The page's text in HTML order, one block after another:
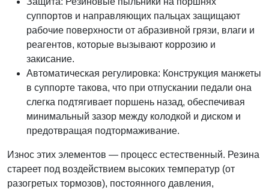
суппортов и направляющих пальцах защищают
рабочие поверхности от абразивной грязи, влаги и
реагентов, которые вызывают коррозию и
закисание.
Автоматическая регулировка: Конструкция манжеты
в суппорте такова, что при отпускании педали она
слегка подтягивает поршень назад, обеспечивая
минимальный зазор между колодкой и диском и
предотвращая подтормаживание.
Износ этих элементов — процесс естественный. Резина
стареет под воздействием высоких температур (от
разогретых тормозов), постоянного давления,